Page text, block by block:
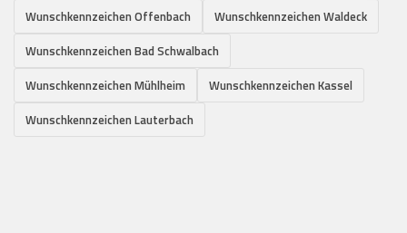
Wunschkennzeichen Offenbach
Wunschkennzeichen Waldeck
Wunschkennzeichen Bad Schwalbach
Wunschkennzeichen Mühlheim
Wunschkennzeichen Kassel
Wunschkennzeichen Lauterbach